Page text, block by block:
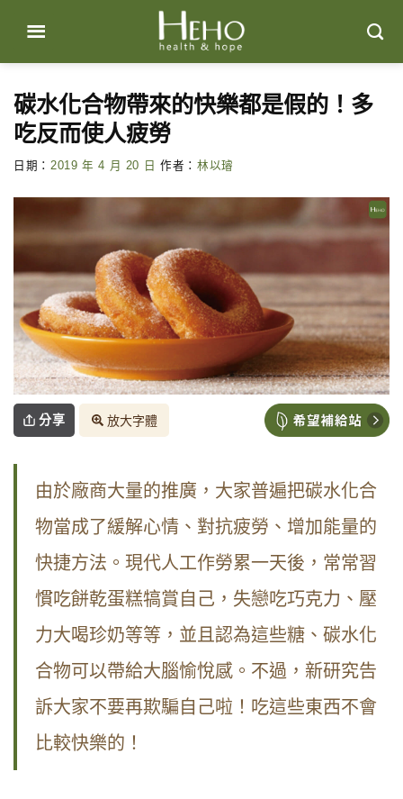
content
碳水化合物帶來的快樂都是假的！多
吃反而使人疲勞
日期： 2019 年 4 月 20 日 作者： 林以璿
分享 放大字體
由於廠商大量的推廣，大家普遍把碳水化合
物當成了緩解心情、對抗疲勞、增加能量的
快捷方法。現代人工作勞累一天後，常常習
慣吃餅乾蛋糕犒賞自己，失戀吃巧克力、壓
力大喝珍奶等等，並且認為這些糖、碳水化
合物可以帶給大腦愉悅感。不過，新研究告
訴大家不要再欺騙自己啦！吃這些東西不會
比較快樂的！